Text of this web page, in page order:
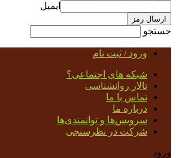
ایمیل
جستجو
ورود / ثبت نام
شبکه های اجتماعی؟
تالار روانشناسی
تماس با ما
درباره ما
سرویس‌ها و توانمندی‌ها
شرکت در نظرسنجی
ورود